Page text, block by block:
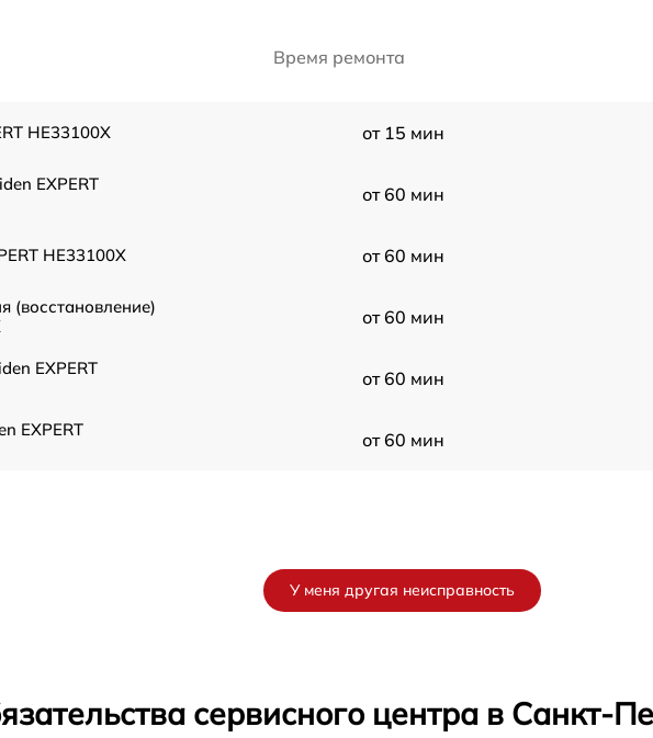
Время ремонта
HE33100X от 15 мин
EXPERT
от 60 мин
HE33100X от 60 мин
(восстановление)
от 60 мин
EXPERT
от 60 мин
EXPERT
от 60 мин
У меня другая неисправность
сервисного центра в Санкт-